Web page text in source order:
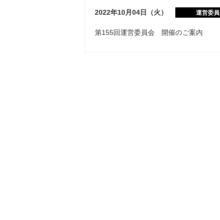
2022年10月04日（火） 運営委
第155回運営委員会 開催のご案内